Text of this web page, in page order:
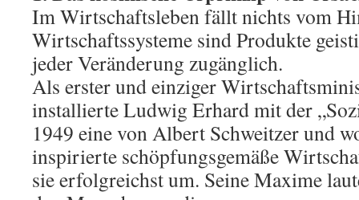
Im Wirtschaftsleben fällt nichts vom
Wirtschaftssysteme sind Produkte
jeder Veränderung zugänglich.
Als erster und einziger
installierte Ludwig Erhard mit der
1949 eine von Albert Schweitzer und
inspirierte schöpfungsgemäße
sie erfolgreichst um. Seine Maxime